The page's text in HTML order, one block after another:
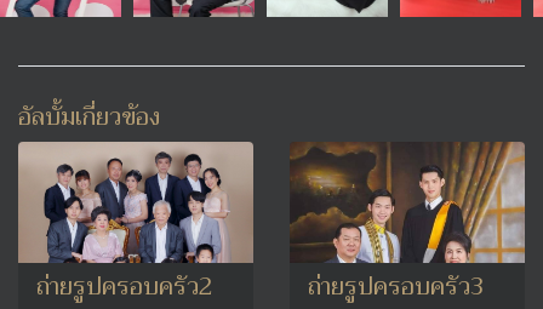
อัลบั้มเกี่ยวข้อง
ถ่ายรูปครอบครัว2 ถ่ายรูปครอบครัว3